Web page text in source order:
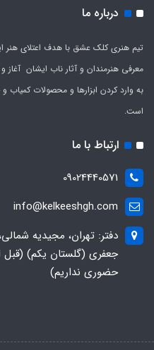
درباره ما
معرفی هنرمندان و آثار ناب ایشان آغاز و
به وارد کردن ابزارها و محصولات کمیاب
است.
ارتباط با ما
09024440571
info@kelkeeshgh.com
دفتر: تهران، مجیدیه
جعفری (گلستان یکم) (قبل
حضوری نداریم)